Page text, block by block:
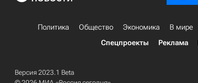
Политика Общество Экономика В мире
Спецпроекты
Реклама
Версия 2023.1 Beta